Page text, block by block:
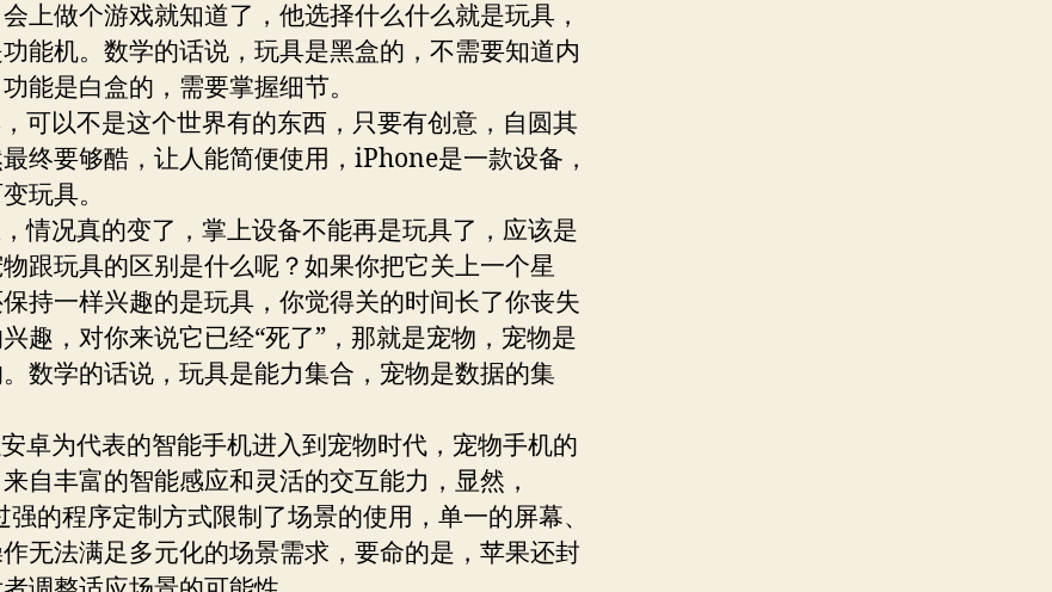
上做个游戏就知道了，他选择什么什么就是玩具，
能机。数学的话说，玩具是黑盒的，不需要知道内
能是白盒的，需要掌握细节。
以不是这个世界有的东西，只要有创意，自圆其
终要够酷，让人能简便使用，iPhone是一款设备，
玩具。
况真的变了，掌上设备不能再是玩具了，应该是
跟玩具的区别是什么呢？如果你把它关上一个星
持一样兴趣的是玩具，你觉得关的时间长了你丧失
趣，对你来说它已经“死了”，那就是宠物，宠物是
数学的话说，玩具是能力集合，宠物是数据的集
为代表的智能手机进入到宠物时代，宠物手机的
自丰富的智能感应和灵活的交互能力，显然，
的程序定制方式限制了场景的使用，单一的屏幕、
无法满足多元化的场景需求，要命的是，苹果还封